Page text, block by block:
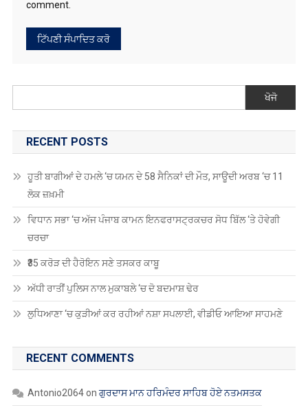
ਖੋਜੋ
RECENT POSTS
ਲੋਕ ਜ਼ਖ਼ਮੀ
ਵਿਧਾਨ ਸਭਾ ‘ਚ ਅੱਜ ਪੰਜਾਬ ਕਾਮਨ ਇਨਫਰਾਸਟ੍ਰਕਚਰ ਸੋਧ ਬਿੱਲ ‘ਤੇ ਹੋਵੇਗੀ
ਚਰਚਾ
₹35 ਕਰੋੜ ਦੀ ਹੈਰੋਇਨ ਸਣੇ ਤਸਕਰ ਕਾਬੂ
ਅੱਧੀ ਰਾਤੀਂ ਪੁਲਿਸ ਨਾਲ ਮੁਕਾਬਲੇ ‘ਚ ਦੋ ਬਦਮਾਸ਼ ਢੇਰ
ਲੁਧਿਆਣਾ ‘ਚ ਕੁੜੀਆਂ ਕਰ ਰਹੀਆਂ ਨਸ਼ਾ ਸਪਲਾਈ, ਵੀਡੀਓ ਆਇਆ ਸਾਹਮਣੇ
RECENT COMMENTS
Robin Singh Robin Singhonਪੰਜਾਬ ਸਕੂਲ ਸਿੱਖਿਆ ਬੋਰਡ ਵੱਲੋਂ ਅੱਠਵੀਂ,